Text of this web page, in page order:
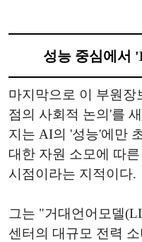
성능 중심에서
마지막으로 이 부원장
점의 사회적 논의'를
지는 AI의 '성능'에만
대한 자원 소모에 따
시점이라는 지적이다.
그는 "거대언어모델
센터의 대규모 전력